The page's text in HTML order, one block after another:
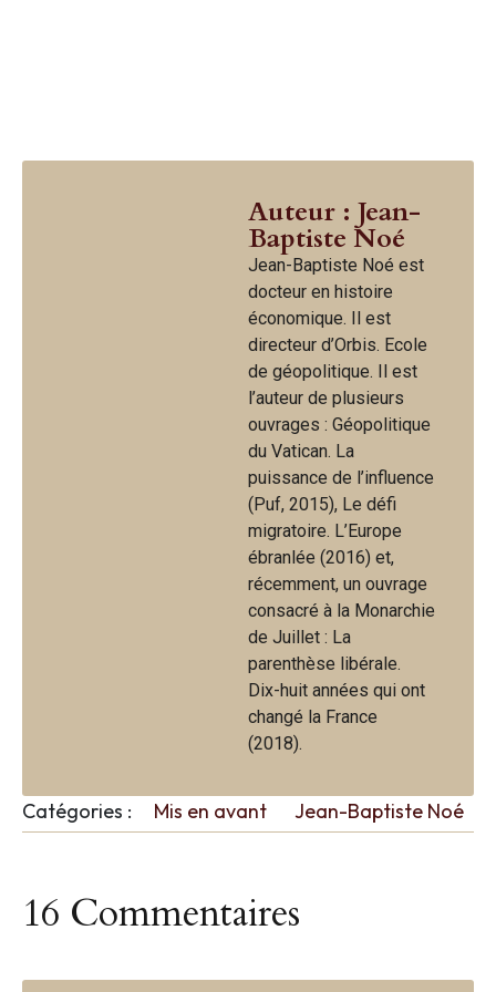
Auteur : Jean-
Baptiste Noé
Jean-Baptiste Noé est
docteur en histoire
économique. Il est
directeur d’Orbis. Ecole
de géopolitique. Il est
l’auteur de plusieurs
ouvrages : Géopolitique
du Vatican. La
puissance de l’influence
(Puf, 2015), Le défi
migratoire. L’Europe
ébranlée (2016) et,
récemment, un ouvrage
consacré à la Monarchie
de Juillet : La
parenthèse libérale.
Dix-huit années qui ont
changé la France
(2018).
Catégories : Mis en avant Jean-Baptiste Noé
16 Commentaires